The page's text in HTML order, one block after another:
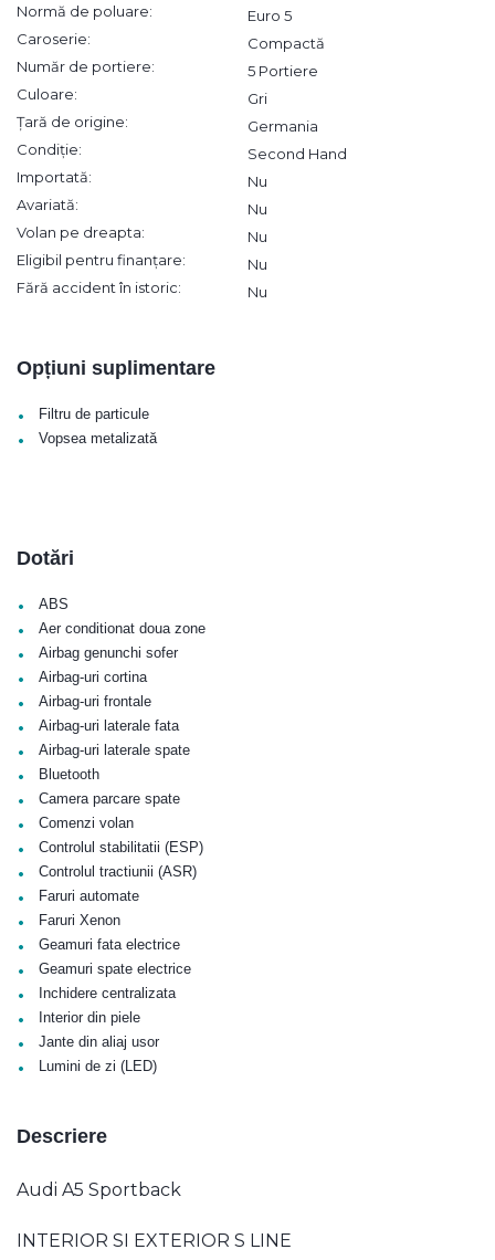
Normă de poluare:
Euro 5
Caroserie:
Compactă
Număr de portiere:
5 Portiere
Culoare:
Gri
Țară de origine:
Germania
Condiție:
Second Hand
Importată:
Nu
Avariată:
Nu
Volan pe dreapta:
Nu
Eligibil pentru finanțare:
Nu
Fără accident în istoric:
Nu
Opțiuni suplimentare
• Filtru de particule
• Vopsea metalizată
Dotări
• ABS
• Aer conditionat doua zone
• Airbag genunchi sofer
• Airbag-uri cortina
• Airbag-uri frontale
• Airbag-uri laterale fata
• Airbag-uri laterale spate
• Bluetooth
• Camera parcare spate
• Comenzi volan
• Controlul stabilitatii (ESP)
• Controlul tractiunii (ASR)
• Faruri automate
• Faruri Xenon
• Geamuri fata electrice
• Geamuri spate electrice
• Inchidere centralizata
• Interior din piele
• Jante din aliaj usor
• Lumini de zi (LED)
Descriere
Audi A5 Sportback
INTERIOR SI EXTERIOR S LINE